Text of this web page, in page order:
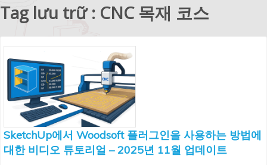
Tag lưu trữ : CNC 목재 코스
SketchUp에서 Woodsoft 플러그인을 사용하는 방법에
대한 비디오 튜토리얼 – 2025년 11월 업데이트